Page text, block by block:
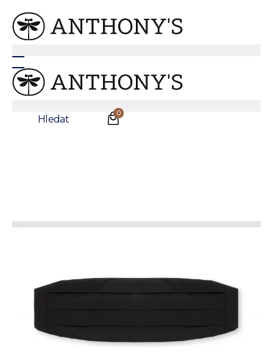
Hledat
0
Smokingový pás - matný